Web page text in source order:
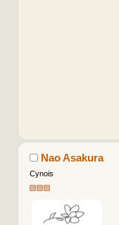
Nao Asakura
Cynois